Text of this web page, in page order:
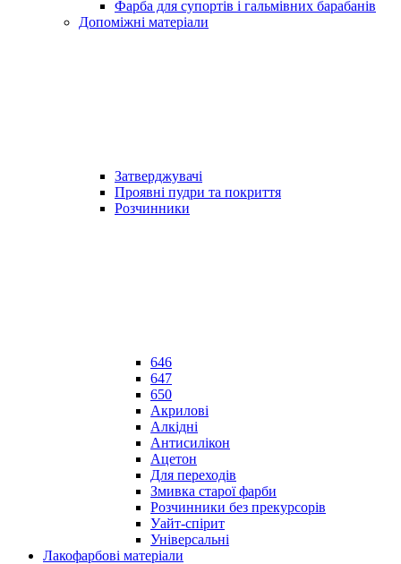
Фарба для супортів і гальмівних барабанів
Допоміжні матеріали
Затверджувачі
Проявні пудри та покриття
Розчинники
646
647
650
Акрилові
Алкідні
Антисилікон
Ацетон
Для переходів
Змивка старої фарби
Розчинники без прекурсорів
Уайт-спірит
Універсальні
Лакофарбові матеріали